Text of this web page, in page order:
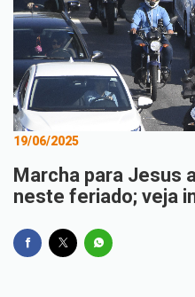
19/06/2025
Marcha para Jesus
neste feriado; veja